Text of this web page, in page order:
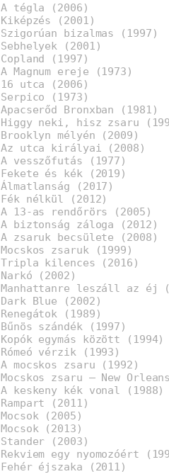
A tégla (2006)
Kiképzés (2001)
Szigorúan bizalmas (1997)
Sebhelyek (2001)
Copland (1997)
A Magnum ereje (1973)
16 utca (2006)
Serpico (1973)
Apacserőd Bronxban (1981)
Higgy neki, hisz zsaru
Brooklyn mélyén (2009)
Az utca királyai (2008)
A vesszőfutás (1977)
Fekete és kék (2019)
Álmatlanság (2017)
Fék nélkül (2012)
A 13-as rendőrörs (2005)
A biztonság záloga (2012)
A zsaruk becsülete (2008)
Mocskos zsaruk (1999)
Tripla kilences (2016)
Narkó (2002)
Manhattanre leszáll az éj
Dark Blue (2002)
Renegátok (1989)
Bűnös szándék (1997)
Kopók egymás között (1994)
Rómeó vérzik (1993)
A mocskos zsaru (1992)
Mocskos zsaru – New
A keskeny kék vonal (1988)
Rampart (2011)
Mocsok (2005)
Mocsok (2013)
Stander (2003)
Rekviem egy nyomozóért
Fehér éjszaka (2011)